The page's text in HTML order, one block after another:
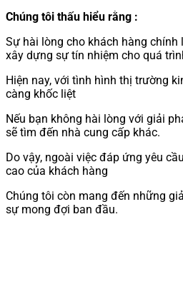
Chúng tôi thấu hiểu rằng :
Sự hài lòng cho khách hàng
xây dựng sự tín nhiệm cho quá
Hiện nay, với tình hình thị trường
càng khốc liệt
Nếu bạn không hài lòng với giải
sẽ tìm đến nhà cung cấp khác.
Do vậy, ngoài việc đáp ứng yêu
cao của khách hàng
Chúng tôi còn mang đến những
sự mong đợi ban đầu.